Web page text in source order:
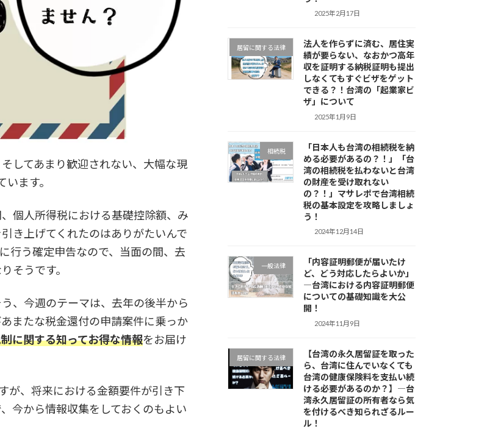
してあまり歓迎されない、大幅な現
います。
個人所得税における基礎控除額、み
き上げてくれたのはありがたいんで
行う確定申告なので、当面の間、去
そうです。
、今週のテーマは、去年の後半から
またな税金還付の申請案件に乗っか
に関する知ってお得な情報をお届け
が、将来における金額要件が引き下
今から情報収集をしておくのもよい
2025年2月17日
居留に関する法律
法人を作らずに済む、居住実
績が要らない、なおかつ高年
収を証明する納税証明も提出
しなくてもすぐビザをゲット
できる？！台湾の「起業家ビ
ザ」について
2025年1月9日
相続税
「日本人も台湾の相続税を納
める必要があるの？！」「台
湾の相続税を払わないと台湾
の財産を受け取れない
の？！」マサレポで台湾相続
税の基本設定を攻略しましょ
う！
2024年12月14日
一般法律
「内容証明郵便が届いたけ
ど、どう対応したらよいか」
―台湾における内容証明郵便
についての基礎知識を大公
開！
2024年11月9日
居留に関する法律
【台湾の永久居留証を取った
ら、台湾に住んでいなくても
台湾の健康保険料を支払い続
ける必要があるのか？】―台
湾永久居留証の所有者なら気
を付けるべき知られざるルー
ル！